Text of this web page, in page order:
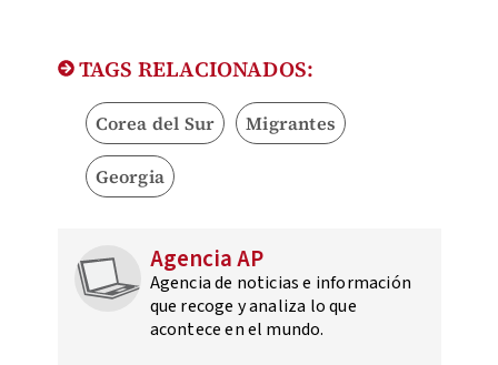
TAGS RELACIONADOS:
Corea del Sur Migrantes
Georgia
Agencia AP
Agencia de noticias e información
que recoge y analiza lo que
acontece en el mundo.